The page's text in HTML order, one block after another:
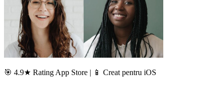
🎯 4.9★ Rating App Store | 📱 Creat pentru iOS